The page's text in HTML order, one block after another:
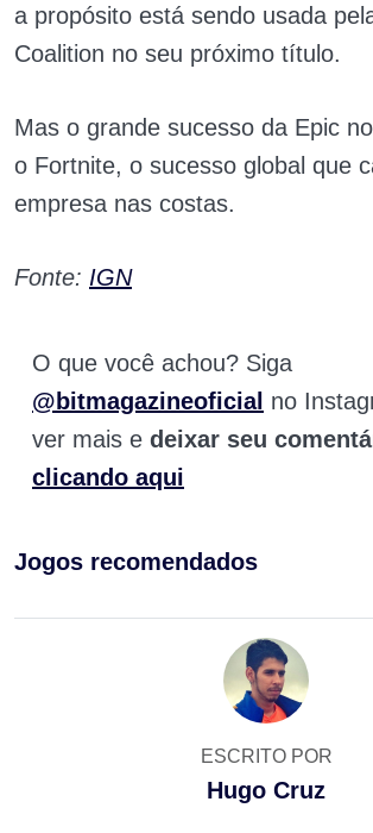
a propósito está sendo usada
Coalition no seu próximo título.
Mas o grande sucesso da Epic
o Fortnite, o sucesso global que
empresa nas costas.
Fonte: IGN
O que você achou? Siga
@bitmagazineoficial no
ver mais e deixar seu
clicando aqui
Jogos recomendados
ESCRITO POR
Hugo Cruz